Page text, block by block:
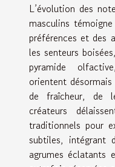
L’évolution des
masculins
préférences et des
les senteurs
pyramide
orientent
de fraîcheur, de
créateurs
traditionnels pour
subtiles, intégrant
agrumes éclatants